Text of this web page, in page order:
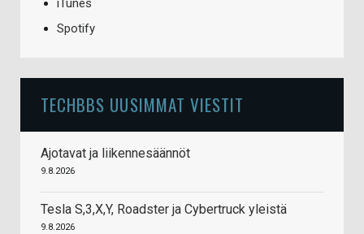
iTunes
Spotify
TECHBBS UUSIMMAT VIESTIT
Ajotavat ja liikennesäännöt
9.8.2026
Tesla S,3,X,Y, Roadster ja Cybertruck yleistä
9.8.2026